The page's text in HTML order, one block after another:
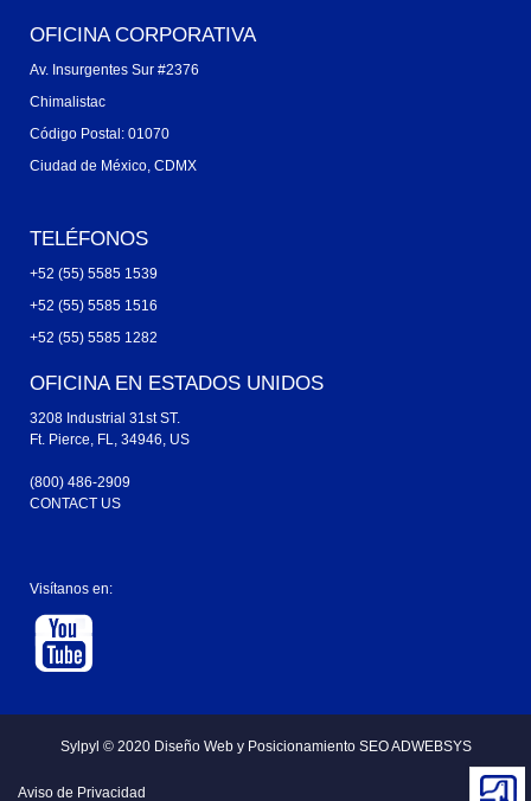
OFICINA CORPORATIVA
Av. Insurgentes Sur #2376
Chimalistac
Código Postal: 01070
Ciudad de México, CDMX
TELÉFONOS
+52 (55) 5585 1539
+52 (55) 5585 1516
+52 (55) 5585 1282
OFICINA EN ESTADOS UNIDOS
3208 Industrial 31st ST.
Ft. Pierce, FL, 34946, US
(800) 486-2909
CONTACT US
Visítanos en:
Sylpyl © 2020 Diseño Web y Posicionamiento SEO ADWEBSYS
Aviso de Privacidad